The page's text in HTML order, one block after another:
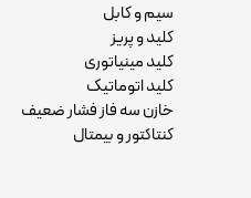
سیم و کابل
کلید و پریز
کلید مینیاتوری
کلید اتوماتیک
خازن سه فاز فشار ضعیف
کنتاکتور و بیمتال